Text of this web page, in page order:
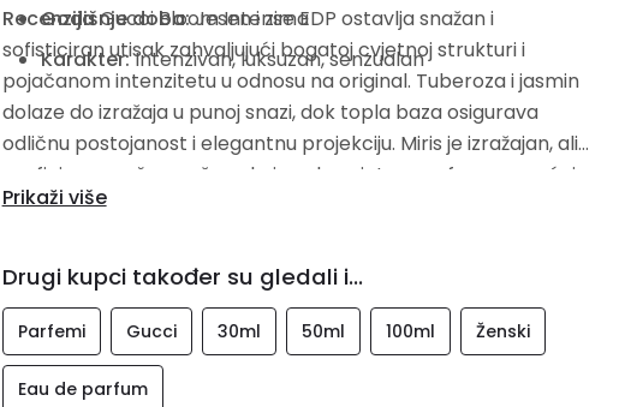
Godišnje doba:Jesen i zima
Karakter:Intenzivan, luksuzan, senzualan
RecenzijaGucci Bloom Intense EDP ostavlja snažan i
sofisticiran utisak zahvaljujući bogatoj cvjetnoj strukturi i
pojačanom intenzitetu u odnosu na original. Tuberoza i jasmin
dolaze do izražaja u punoj snazi, dok topla baza osigurava
odličnu postojanost i elegantnu projekciju. Miris je izražajan, ali
profinjen, savršen za žene koje vole cvjetne parfeme s moćnim
potpisom. Bloom Intense je odvažan izbor koji naglašava
Prikaži više
Drugi kupci također su gledali i...
Parfemi Gucci 30ml 50ml 100ml Ženski
Eau de parfum